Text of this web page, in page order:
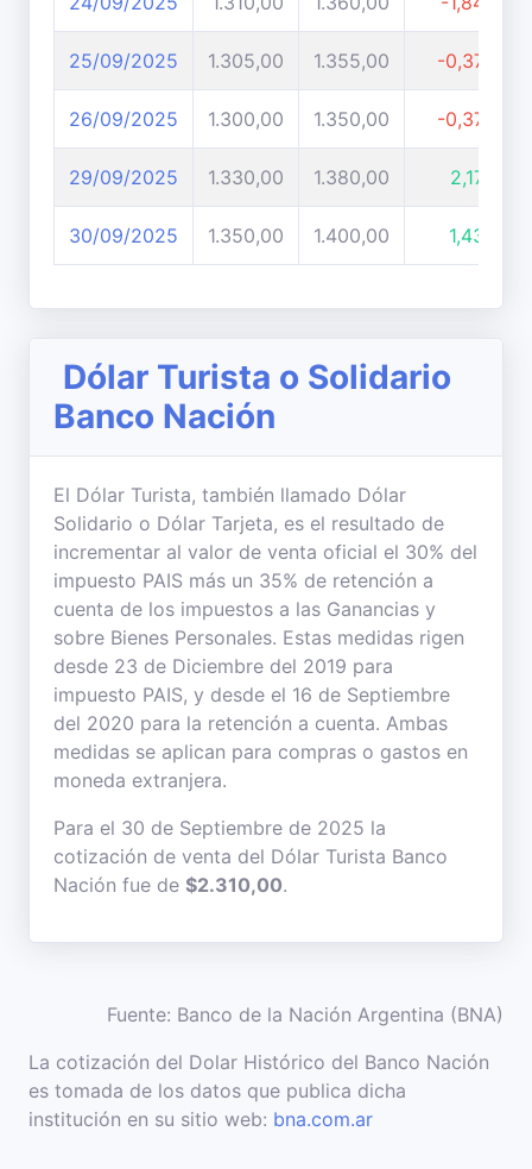
25/09/2025 1.305,00 1.355,00 -0,37%
26/09/2025 1.300,00 1.350,00 -0,37%
29/09/2025 1.330,00 1.380,00 2,17%
30/09/2025 1.350,00 1.400,00 1,43%
Dólar Turista o Solidario
Banco Nación
El Dólar Turista, también llamado Dólar
Solidario o Dólar Tarjeta, es el resultado de
incrementar al valor de venta oficial el 30% del
impuesto PAIS más un 35% de retención a
cuenta de los impuestos a las Ganancias y
sobre Bienes Personales. Estas medidas rigen
desde 23 de Diciembre del 2019 para
impuesto PAIS, y desde el 16 de Septiembre
del 2020 para la retención a cuenta. Ambas
medidas se aplican para compras o gastos en
moneda extranjera.
Para el 30 de Septiembre de 2025 la
cotización de venta del Dólar Turista Banco
Nación fue de $2.310,00.
Fuente: Banco de la Nación Argentina (BNA)
La cotización del Dolar Histórico del Banco Nación
es tomada de los datos que publica dicha
institución en su sitio web: bna.com.ar